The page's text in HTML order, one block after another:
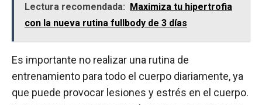
Lectura recomendada: Maximiza tu hipertrofia
con la nueva rutina fullbody de 3 días
Es importante no realizar una rutina de
entrenamiento para todo el cuerpo diariamente, ya
que puede provocar lesiones y estrés en el cuerpo.